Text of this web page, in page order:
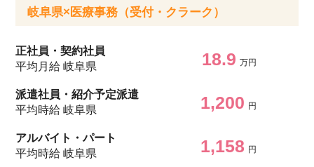
岐阜県×医療事務（受付・クラーク）
正社員・契約社員
平均月給 岐阜県
18.9 万円
派遣社員・紹介予定派遣
平均時給 岐阜県
1,200 円
アルバイト・パート
平均時給 岐阜県
1,158 円